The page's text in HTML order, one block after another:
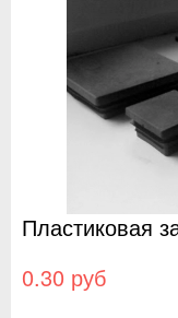
40х20